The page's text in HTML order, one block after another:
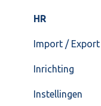
HR
Import / Export
Inrichting
Instellingen